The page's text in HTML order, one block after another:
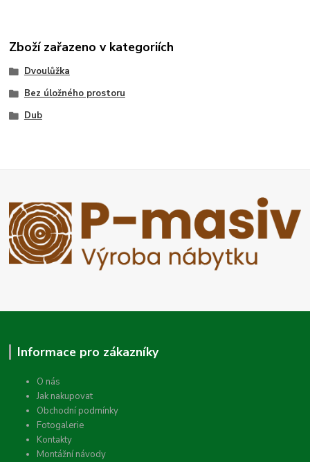
Zboží zařazeno v kategoriích
Dvoulůžka
Bez úložného prostoru
Dub
Informace pro zákazníky
O nás
Jak nakupovat
Obchodní podmínky
Fotogalerie
Kontakty
Montážní návody